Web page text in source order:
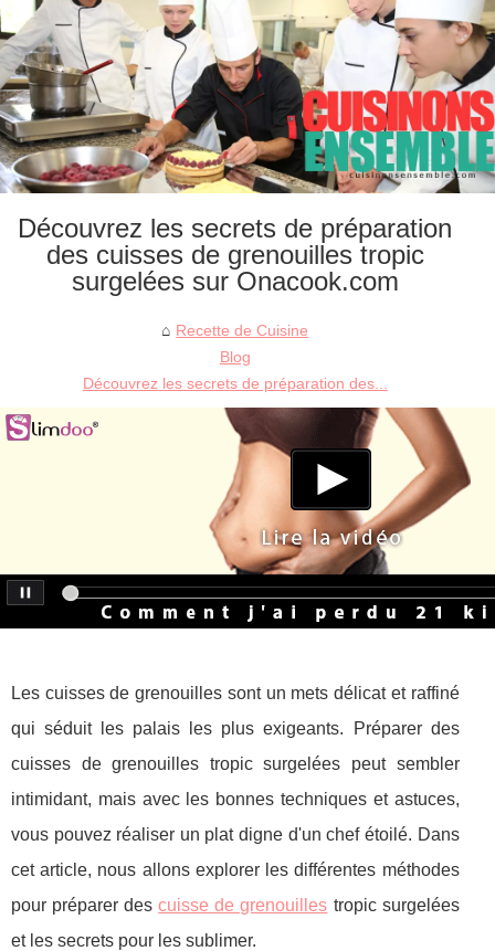
Découvrez les secrets de préparation
des cuisses de grenouilles tropic
surgelées sur Onacook.com
Recette de Cuisine
Blog
Découvrez les secrets de préparation des...
Les cuisses de grenouilles sont un mets délicat et raffiné
qui séduit les palais les plus exigeants. Préparer des
cuisses de grenouilles tropic surgelées peut sembler
intimidant, mais avec les bonnes techniques et astuces,
vous pouvez réaliser un plat digne d'un chef étoilé. Dans
cet article, nous allons explorer les différentes méthodes
pour préparer descuisse de grenouilles tropic surgelées
et les secrets pour les sublimer.